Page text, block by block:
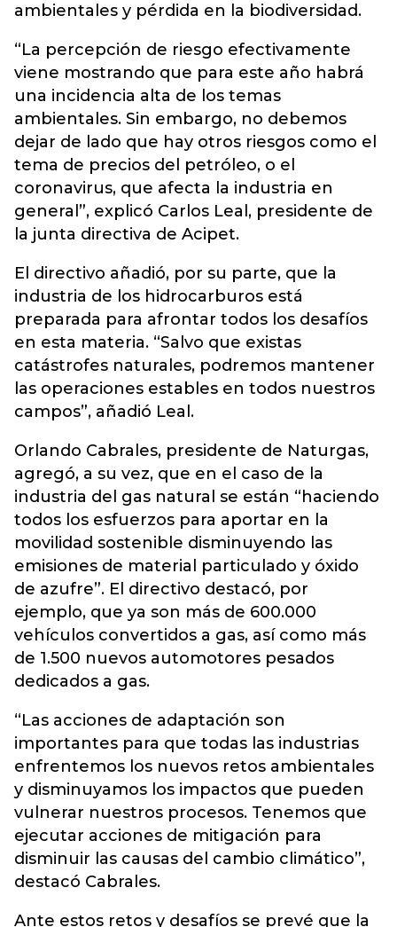
ambientales y pérdida en la biodiversidad.
“La percepción de riesgo efectivamente
viene mostrando que para este año habrá
una incidencia alta de los temas
ambientales. Sin embargo, no debemos
dejar de lado que hay otros riesgos como el
tema de precios del petróleo, o el
coronavirus, que afecta la industria en
general”, explicó Carlos Leal, presidente de
la junta directiva de Acipet.
El directivo añadió, por su parte, que la
industria de los hidrocarburos está
preparada para afrontar todos los desafíos
en esta materia. “Salvo que existas
catástrofes naturales, podremos mantener
las operaciones estables en todos nuestros
campos”, añadió Leal.
Orlando Cabrales, presidente de Naturgas,
agregó, a su vez, que en el caso de la
industria del gas natural se están “haciendo
todos los esfuerzos para aportar en la
movilidad sostenible disminuyendo las
emisiones de material particulado y óxido
de azufre”. El directivo destacó, por
ejemplo, que ya son más de 600.000
vehículos convertidos a gas, así como más
de 1.500 nuevos automotores pesados
dedicados a gas.
“Las acciones de adaptación son
importantes para que todas las industrias
enfrentemos los nuevos retos ambientales
y disminuyamos los impactos que pueden
vulnerar nuestros procesos. Tenemos que
ejecutar acciones de mitigación para
disminuir las causas del cambio climático”,
destacó Cabrales.
Ante estos retos y desafíos se prevé que la